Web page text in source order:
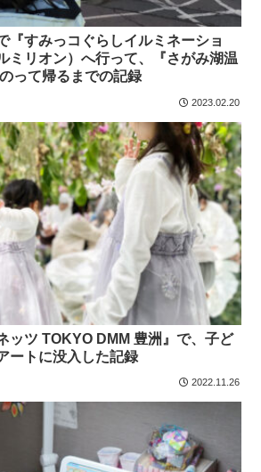
『すみっコぐらしイルミネーショ
ミリオン）へ行って、『さがみ湖温
って帰るまでの記録
2023.02.20
ッツ TOKYO DMM 豊洲』で、子ど
ートに没入した記録
2022.11.26